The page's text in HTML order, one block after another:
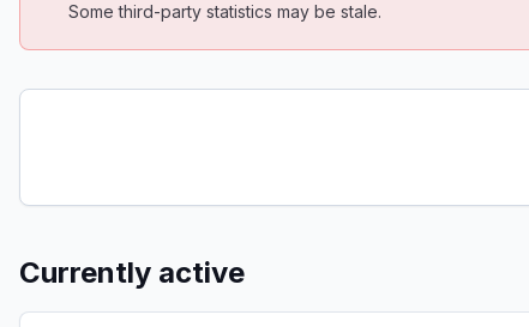
Some third-party statistics may be stale.
Currently active